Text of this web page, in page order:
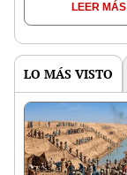
casas de formas
cuadrada
LEER MÁS
LO MÁS VISTO